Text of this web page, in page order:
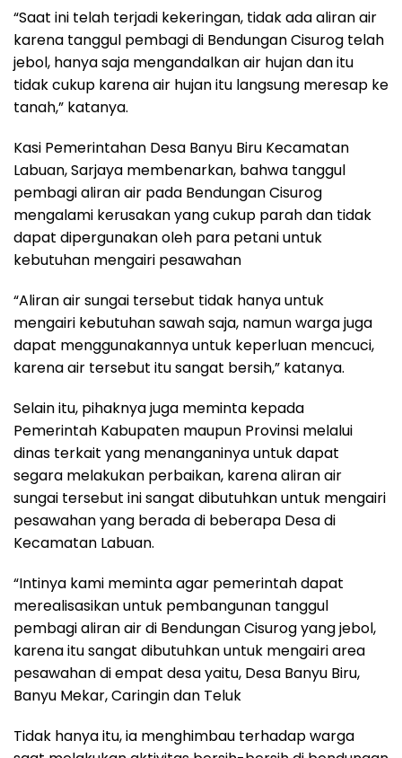
“Saat ini telah terjadi kekeringan, tidak ada aliran air
karena tanggul pembagi di Bendungan Cisurog telah
jebol, hanya saja mengandalkan air hujan dan itu
tidak cukup karena air hujan itu langsung meresap ke
tanah,” katanya.
Kasi Pemerintahan Desa Banyu Biru Kecamatan
Labuan, Sarjaya membenarkan, bahwa tanggul
pembagi aliran air pada Bendungan Cisurog
mengalami kerusakan yang cukup parah dan tidak
dapat dipergunakan oleh para petani untuk
kebutuhan mengairi pesawahan
“Aliran air sungai tersebut tidak hanya untuk
mengairi kebutuhan sawah saja, namun warga juga
dapat menggunakannya untuk keperluan mencuci,
karena air tersebut itu sangat bersih,” katanya.
Selain itu, pihaknya juga meminta kepada
Pemerintah Kabupaten maupun Provinsi melalui
dinas terkait yang menanganinya untuk dapat
segara melakukan perbaikan, karena aliran air
sungai tersebut ini sangat dibutuhkan untuk mengairi
pesawahan yang berada di beberapa Desa di
Kecamatan Labuan.
“Intinya kami meminta agar pemerintah dapat
merealisasikan untuk pembangunan tanggul
pembagi aliran air di Bendungan Cisurog yang jebol,
karena itu sangat dibutuhkan untuk mengairi area
pesawahan di empat desa yaitu, Desa Banyu Biru,
Banyu Mekar, Caringin dan Teluk
Tidak hanya itu, ia menghimbau terhadap warga